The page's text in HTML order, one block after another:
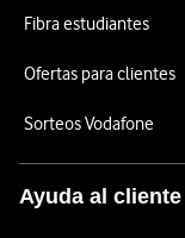
Fibra estudiantes
Ofertas para clientes
Sorteos Vodafone
Ayuda al cliente